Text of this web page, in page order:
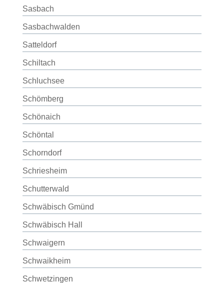
Sasbach
Sasbachwalden
Satteldorf
Schiltach
Schluchsee
Schömberg
Schönaich
Schöntal
Schorndorf
Schriesheim
Schutterwald
Schwäbisch Gmünd
Schwäbisch Hall
Schwaigern
Schwaikheim
Schwetzingen